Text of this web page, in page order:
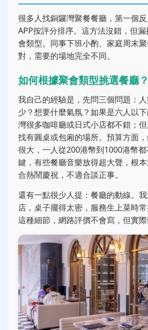
很多人找銅鑼灣聚餐餐廳，第一個
APP按評分排序。這方法沒錯，但
會類型。同事下班小酌、家庭周末
對，需要的場地完全不同。
如何根據聚會類型挑選餐廳？
我自己的經驗是，先問三個問題：
少？想要什麼氣氛？如果是六人以
灣很多咖啡廳或日式小店都不錯；
找有圓桌或包廂的場所。預算方面
很大，一人從200港幣到1000港幣
鍵，有些餐廳音樂放得超大聲，根
合熱鬧慶祝，不適合談正事。
還有一點很少人提：餐廳的動線。
店，桌子擺得太密，服務生上菜時常
這種細節，網路評價不會寫，但實際